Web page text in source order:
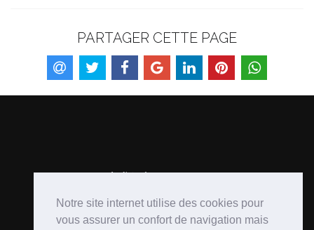
Notre site internet utilise des cookies pour
vous assurer un confort de navigation mais
PARTAGER CETTE PAGE
Suivez-nous sur Facebook